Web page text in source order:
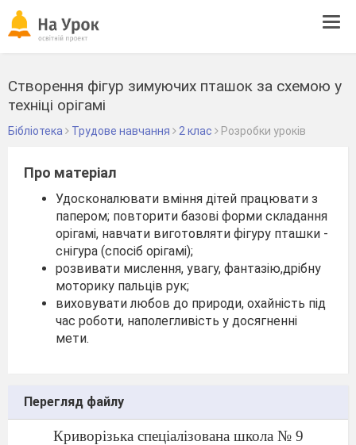
Створення фігур зимуючих пташок за схемою у
техніці орігамі
Бібліотека Трудове навчання 2 клас Розробки уроків
Про матеріал
Удосконалювати вміння дітей працювати з
папером; повторити базові форми складання
орігамі, навчати виготовляти фігуру пташки -
снігура (спосіб орігамі);
розвивати мислення, увагу, фантазію,дрібну
моторику пальців рук;
виховувати любов до природи, охайність під
час роботи, наполегливість у досягненні
мети.
Перегляд файлу
Криворізька спеціалізована школа № 9